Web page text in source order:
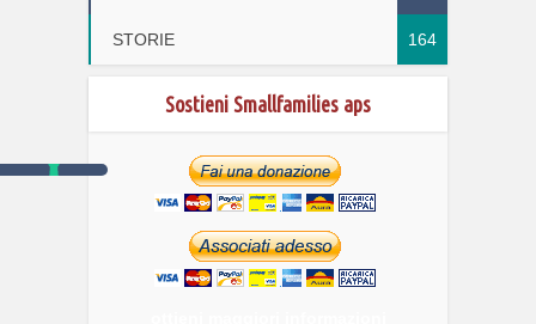
STORIE 164
Sostieni Smallfamilies aps